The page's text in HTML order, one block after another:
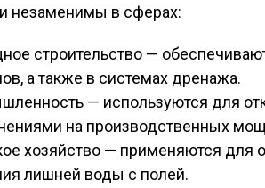
незаменимы в сферах:
строительство —
а также в системах дренажа.
— используются для
на производственных
хозяйство — применяются для
лишней воды с полей.